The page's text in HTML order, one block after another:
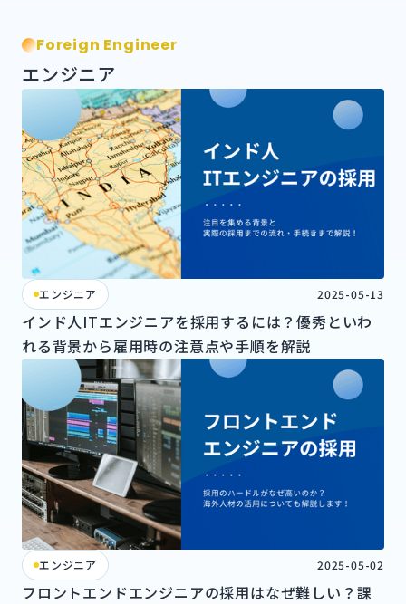
Foreign Engineer
エンジニア
エンジニア 2025-05-13
インド人ITエンジニアを採用するには？優秀といわ
れる背景から雇用時の注意点や手順を解説
エンジニア 2025-05-02
フロントエンドエンジニアの採用はなぜ難しい？課